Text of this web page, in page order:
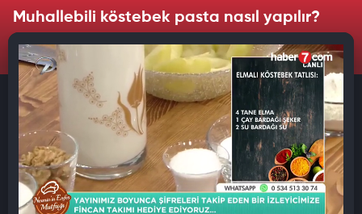
Muhallebili köstebek pasta nasıl yapılır?